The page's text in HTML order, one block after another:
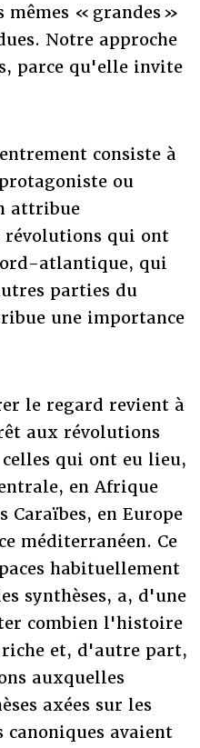
mêmes « grandes »
Notre approche
parce qu'elle invite
consiste à
ou
attribue
révolutions qui ont
atlantique, qui
parties du
une importance
le regard revient à
aux révolutions
qui ont eu lieu,
en Afrique
Caraïbes, en Europe
méditerranéen. Ce
habituellement
synthèses, a, d'une
combien l'histoire
et, d'autre part,
auxquelles
axées sur les
avaient